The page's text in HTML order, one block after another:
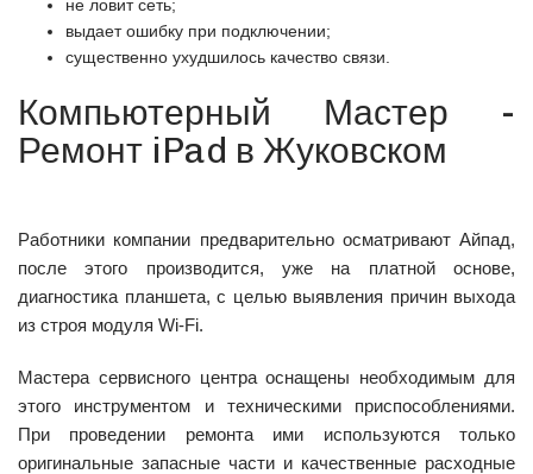
не ловит сеть;
выдает ошибку при подключении;
существенно ухудшилось качество связи.
Компьютерный Мастер -
Ремонт iPad в Жуковском
Работники компании предварительно осматривают Айпад,
после этого производится, уже на платной основе,
диагностика планшета, с целью выявления причин выхода
из строя модуля Wi-Fi.
Мастера сервисного центра оснащены необходимым для
этого инструментом и техническими приспособлениями.
При проведении ремонта ими используются только
оригинальные запасные части и качественные расходные